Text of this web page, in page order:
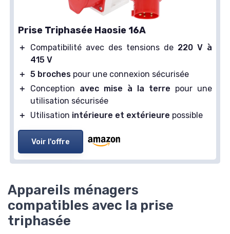
Prise Triphasée Haosie 16A
＋ Compatibilité avec des tensions de 220 V à
415 V
＋ 5 broches pour une connexion sécurisée
＋
Conception avec mise à la terre pour une
utilisation sécurisée
＋
Utilisation intérieure et extérieure possible
Voir l'offre
Appareils ménagers
compatibles avec la prise
triphasée